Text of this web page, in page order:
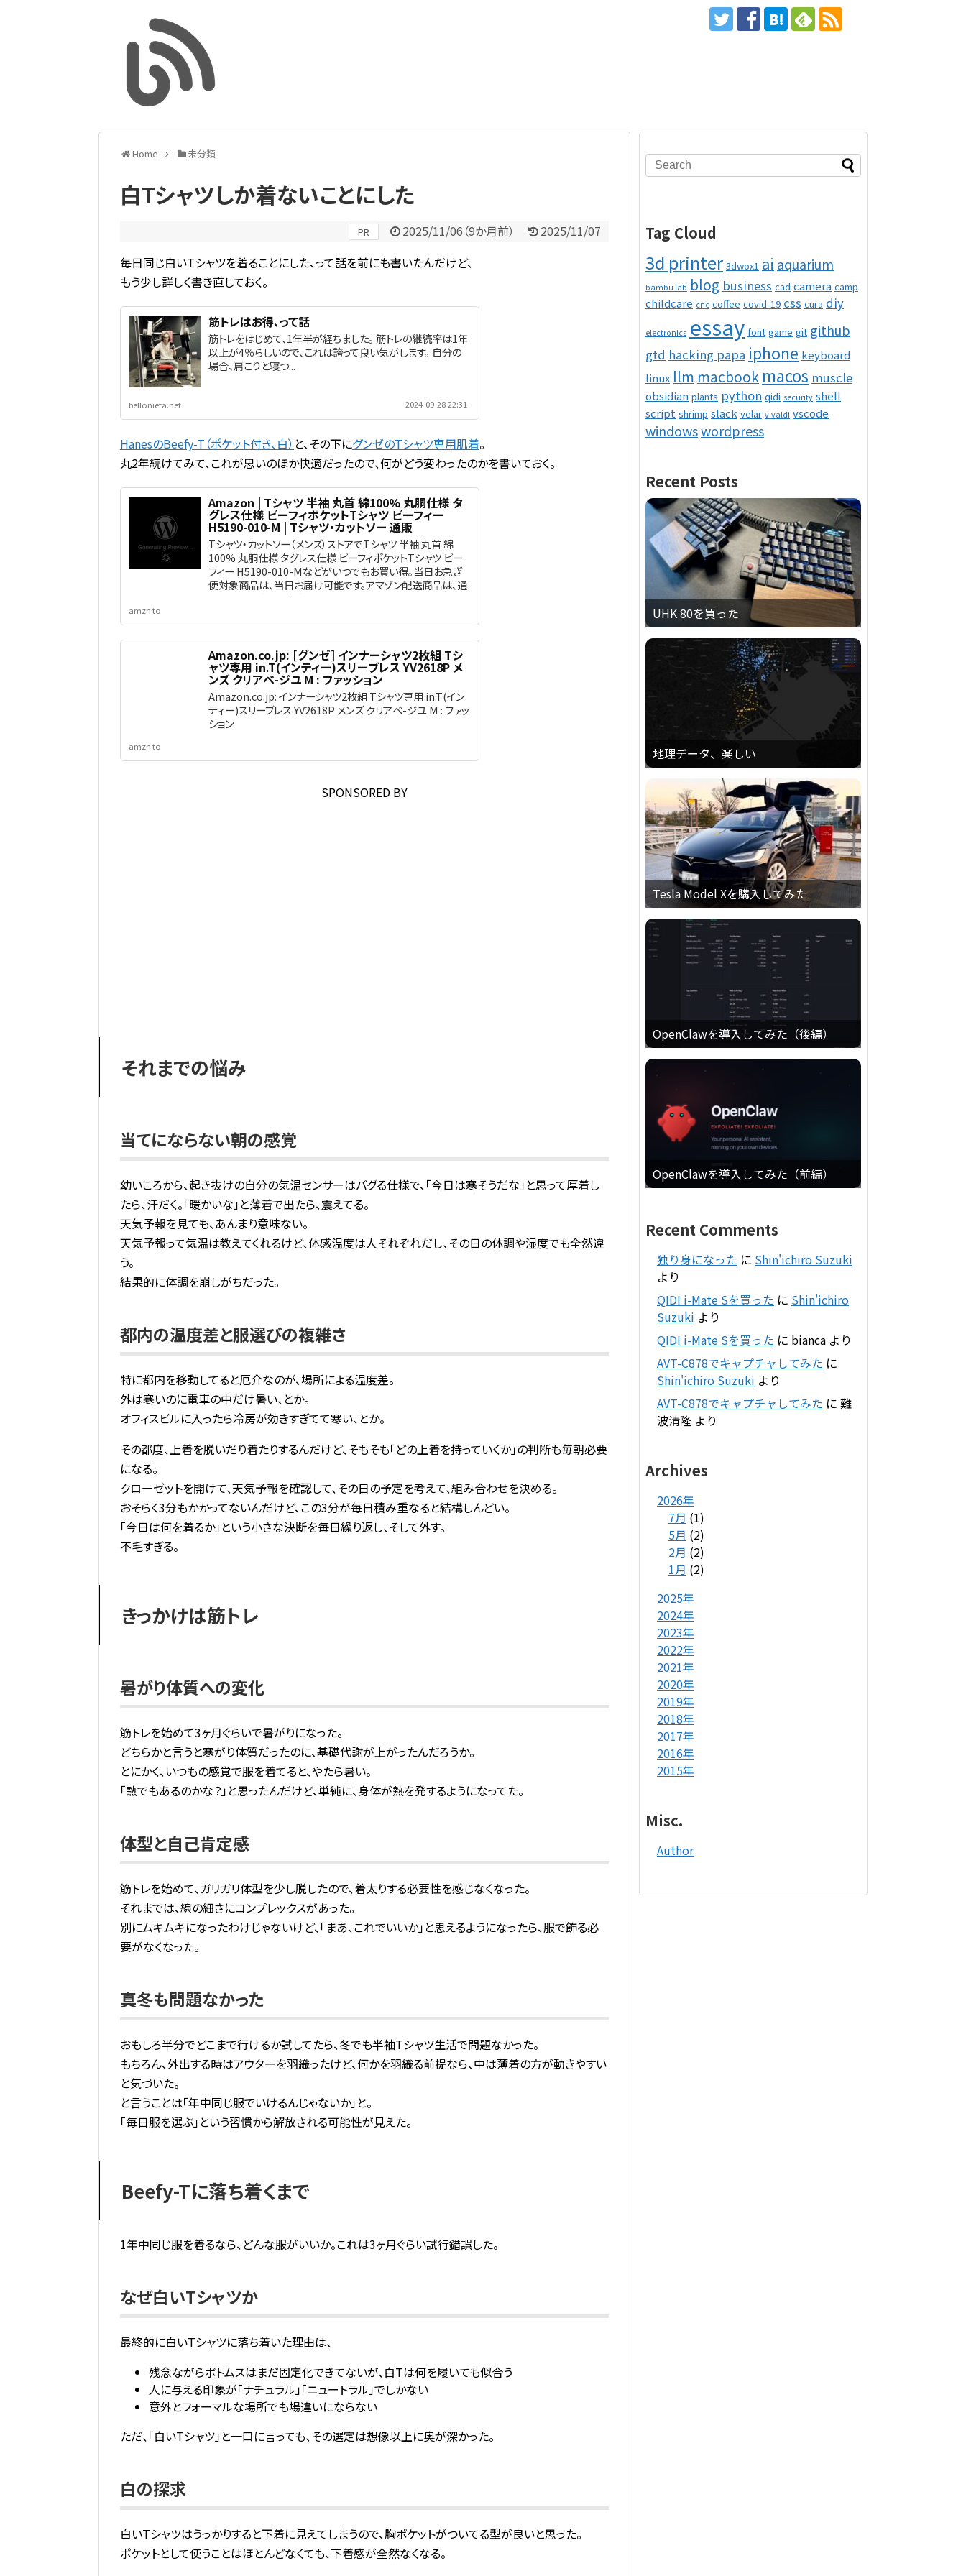
Home 未分類
白Tシャツしか着ないことにした
PR 2025/11/06 （9か月前）
2025/11/07
毎日同じ白いTシャツを着ることにした、って話を前にも書いたんだけど、
もう少し詳しく書き直しておく。
筋トレはお得、って話
筋トレをはじめて、1年半が経ちました。 筋トレの継続率は1年
以上が4％らしいので、これは誇って良い気がします。 自分の
場合、肩こりと寝つ...
bellonieta.net 2024-09-28 22:31
HanesのBeefy-T（ポケット付き、白） と、その下にグンゼのTシャツ専用肌着。
丸2年続けてみて、これが思いのほか快適だったので、何がどう変わったのかを書いておく。
Amazon | Tシャツ 半袖 丸首 綿100% 丸胴仕様 タ
グレス仕様 ビーフィポケットTシャツ ビーフィー
H5190-010-M | Tシャツ・カットソー 通販
Tシャツ・カットソー（メンズ）ストアでTシャツ 半袖 丸首 綿
100% 丸胴仕様 タグレス仕様 ビーフィポケットTシャツ ビー
フィー H5190-010-Mなどがいつでもお買い得。当日お急ぎ
便対象商品は、当日お届け可能です。アマゾン配送商品は、通
常配送無料（一部除く）。
amzn.to
Amazon.co.jp: [グンゼ] インナーシャツ2枚組 Tシ
ャツ専用 in.T(インティー)スリーブレス YV2618P メ
ンズ クリアベ-ジユ M : ファッション
Amazon.co.jp: インナーシャツ2枚組 Tシャツ専用 in.T(イン
ティー)スリーブレス YV2618P メンズ クリアベ-ジユ M : ファッ
ション
amzn.to
SPONSORED BY
それまでの悩み
当てにならない朝の感覚
幼いころから、起き抜けの自分の気温センサーはバグる仕様で、「今日は寒そうだな」と思って厚着し
たら、汗だく。「暖かいな」と薄着で出たら、震えてる。
天気予報を見ても、あんまり意味ない。
天気予報って気温は教えてくれるけど、体感温度は人それぞれだし、その日の体調や湿度でも全然違
う。
結果的に体調を崩しがちだった。
都内の温度差と服選びの複雑さ
特に都内を移動してると厄介なのが、場所による温度差。
外は寒いのに電車の中だけ暑い、とか。
オフィスビルに入ったら冷房が効きすぎてて寒い、とか。
その都度、上着を脱いだり着たりするんだけど、そもそも「どの上着を持っていくか」の判断も毎朝必要
になる。
クローゼットを開けて、天気予報を確認して、その日の予定を考えて、組み合わせを決める。
おそらく3分もかかってないんだけど、この3分が毎日積み重なると結構しんどい。
「今日は何を着るか」という小さな決断を毎日繰り返し、そして外す。
不毛すぎる。
きっかけは筋トレ
暑がり体質への変化
筋トレを始めて3ヶ月ぐらいで暑がりになった。
どちらかと言うと寒がり体質だったのに、基礎代謝が上がったんだろうか。
とにかく、いつもの感覚で服を着てると、やたら暑い。
「熱でもあるのかな？」と思ったんだけど、単純に、身体が熱を発するようになってた。
体型と自己肯定感
筋トレを始めて、ガリガリ体型を少し脱したので、着太りする必要性を感じなくなった。
それまでは、線の細さにコンプレックスがあった。
別にムキムキになったわけじゃないけど、「まあ、これでいいか」と思えるようになったら、服で飾る必
要がなくなった。
真冬も問題なかった
おもしろ半分でどこまで行けるか試してたら、冬でも半袖Tシャツ生活で問題なかった。
もちろん、外出する時はアウターを羽織ったけど、何かを羽織る前提なら、中は薄着の方が動きやすい
と気づいた。
と言うことは「年中同じ服でいけるんじゃないか」と。
「毎日服を選ぶ」という習慣から解放される可能性が見えた。
Beefy-Tに落ち着くまで
1年中同じ服を着るなら、どんな服がいいか。これは3ヶ月ぐらい試行錯誤した。
なぜ白いTシャツか
最終的に白いTシャツに落ち着いた理由は、
残念ながらボトムスはまだ固定化できてないが、白Tは何を履いても似合う
人に与える印象が「ナチュラル」「ニュートラル」でしかない
意外とフォーマルな場所でも場違いにならない
ただ、「白いTシャツ」と一口に言っても、その選定は想像以上に奥が深かった。
白の探求
白いTシャツはうっかりすると下着に見えてしまうので、胸ポケットがついてる型が良いと思った。
ポケットとして使うことはほとんどなくても、下着感が全然なくなる。
Tag Cloud
3d printer 3dwox1 ai aquarium
bambu lab blog business cad camera camp
childcare cnc coffee covid-19 css cura diy
electronics essay font game git github
gtd hacking papa iphone keyboard
linux llm macbook macos muscle
obsidian plants python qidi security shell
script shrimp slack velar vivaldi vscode
windowswordpress
Recent Posts
UHK 80を買った
地理データ、楽しい
Tesla Model Xを購入してみた
OpenClawを導入してみた（後編）
OpenClawを導入してみた（前編）
Recent Comments
独り身になった に Shin'ichiro Suzuki
より
QIDI i-Mate Sを買った に Shin'ichiro
Suzuki より
QIDI i-Mate Sを買った に bianca より
AVT-C878でキャプチャしてみた に
Shin'ichiro Suzuki より
AVT-C878でキャプチャしてみた に 難
波清隆 より
Archives
2026年
7月 (1)
5月 (2)
2月 (2)
1月 (2)
2025年
2024年
2023年
2022年
2021年
2020年
2019年
2018年
2017年
2016年
2015年
Misc.
Author